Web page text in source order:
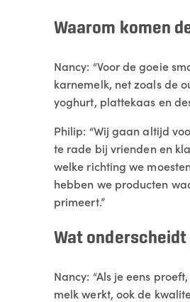
Waarom komen
Nancy: “Voor de goeie
karnemelk, net zoals de
yoghurt, plattekaas en
Philip: “Wij gaan altijd
te rade bij vrienden en
welke richting we
hebben we producten
primeert.”
Wat
Nancy: “Als je eens
melk werkt, ook de